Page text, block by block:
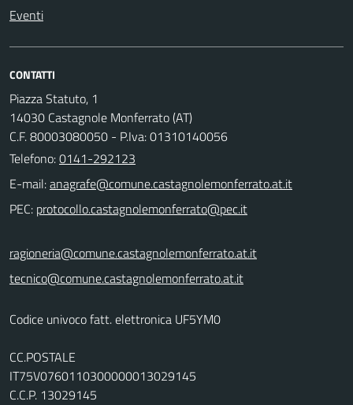
Eventi
CONTATTI
Piazza Statuto, 1
14030 Castagnole Monferrato (AT)
C.F. 80003080050 - P.Iva: 01310140056
Telefono:0141-292123
E-mail:
PEC:
ragioneria@comune.castagnolemonferrato.at.it
tecnico@comune.castagnolemonferrato.at.it
Codice univoco fatt. elettronica UF5YM0
CC.POSTALE
IT75V0760110300000013029145
C.C.P. 13029145